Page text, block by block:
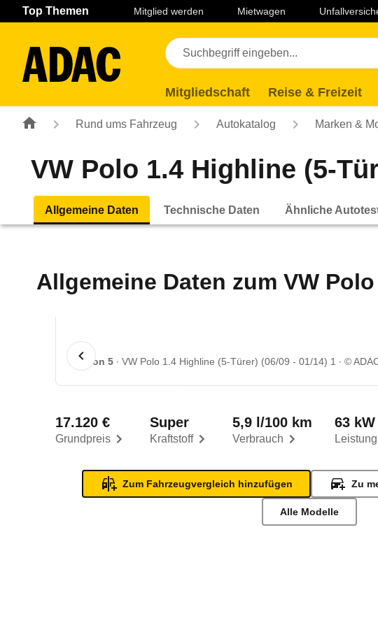
Navigation Seiteninhalt Fußzeile
Top Themen Mitglied werden Mietwagen
Mitgliedschaft Reise & Freizeit
Rund ums Fahrzeug Autokatalog Marken &
VW Polo 1.4 Highline (5-
Allgemeine Daten Technische Daten Ähnliche
Allgemeine Daten zum VW
1 von 5 VW Polo 1.4 Highline (5-Türer) (06/09 - 01/14) 1 ©
Grundpreis
17.120 €
Kraftstoff
Super
Verbrauch
5,9 l/100 km
Leistung
63
Zum Fahrzeugvergleich hinzufügen Zu
Alle Modelle